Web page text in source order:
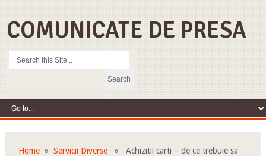
COMUNICATE DE PRESA
Home» Servicii Diverse» Achizitii carti – de ce trebuie sa